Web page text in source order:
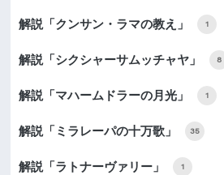
解説「クンサン・ラマの教え」 1
解説「シクシャーサムッチャヤ」 8
解説「マハームドラーの月光」 1
解説「ミラレーパの十万歌」 35
解説「ラトナーヴァリー」 1